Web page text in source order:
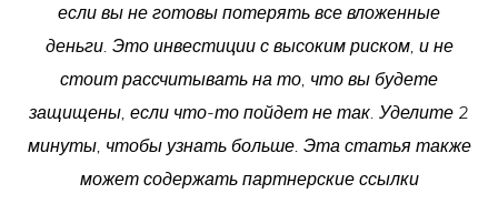
если вы не готовы потерять все вложенные
деньги. Это инвестиции с высоким риском, и не
стоит рассчитывать на то, что вы будете
защищены, если что-то пойдет не так. Уделите 2
минуты, чтобы узнать больше. Эта статья также
может содержать партнерские ссылки